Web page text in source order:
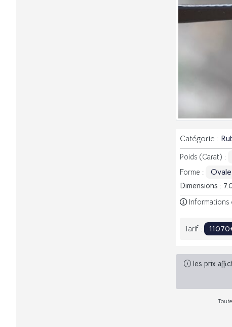
Catégorie :
Poids (Carat) :
Forme : Ovale
Dimensions :
Informations
Tarif :
les prix